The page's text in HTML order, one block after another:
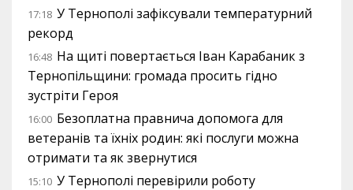
17:18 У Тернополі зафіксували температурний
рекорд
16:48 На щиті повертається Іван Карабаник з
Тернопільщини: громада просить гідно
зустріти Героя
16:00 Безоплатна правнича допомога для
ветеранів та їхніх родин: які послуги можна
отримати та як звернутися
15:10 У Тернополі перевірили роботу